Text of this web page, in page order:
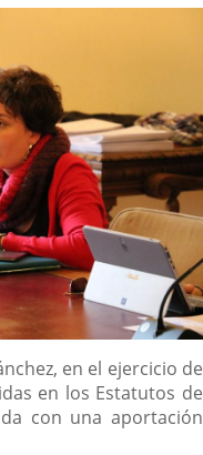
en el ejercicio de
en los Estatutos de
con una aportación